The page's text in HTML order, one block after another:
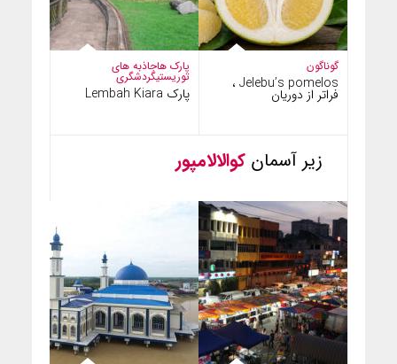
پارک هاجاذبه های
توریستیگردشگری
پارک Lembah Kiara
گوناگون
Jelebu’s pomelos ،
فراتر از دوریان
زیر آسمان کوالالامپور